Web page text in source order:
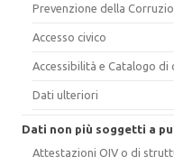
Prevenzione della
Accesso civico
Accessibilità e Catalogo
Dati ulteriori
Dati non più soggetti a
Attestazioni OIV o di